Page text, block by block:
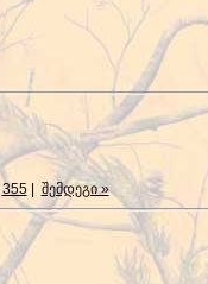
355| შემდეგი »